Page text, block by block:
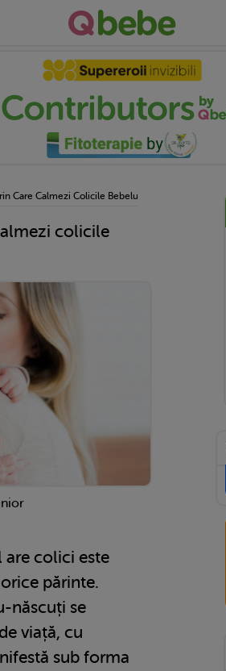
Care Calmezi Colicile Bebelușilor
colicile
are colici este
părinte.
născuți se
viață, cu
sub forma